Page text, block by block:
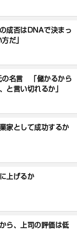
成否はDNAで決まっ
だ」
の名言 「儲かるから
と言い切れるか」
家として成功するか
上げるか
ら、上司の評価は低